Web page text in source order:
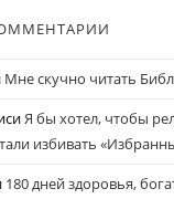
Мне скучно читать
Я бы хотел, чтобы
избивать
180 дней здоровья,